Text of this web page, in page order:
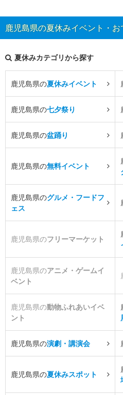
鹿児島県の夏休みイベント・
夏休みカテゴリから探す
鹿児島県の夏休みイベント
鹿児島県の七夕祭り
鹿児島県の盆踊り
鹿児島県の無料イベント
鹿児島県のグルメ・フードフ
ェス
鹿児島県のフリーマーケット
鹿児島県のアニメ・ゲームイ
ベント
鹿児島県の動物ふれあいイベ
ント
鹿児島県の演劇・講演会
鹿児島県の夏休みスポット